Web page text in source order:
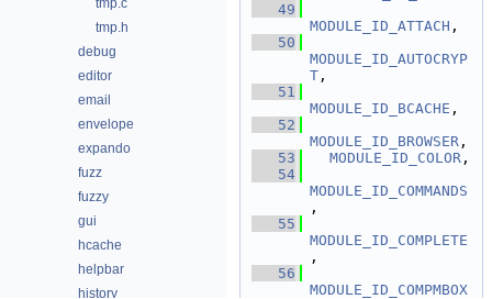
tmp.c
tmp.h
debug
editor
email
envelope
expando
fuzz
fuzzy
gui
hcache
helpbar
history
   49
MODULE_ID_ATTACH
   50
MODULE_ID_AUTOCRYP
T ,
   51
MODULE_ID_BCACHE
   52
MODULE_ID_BROWSER
   53
MODULE_ID_COLOR
   54
MODULE_ID_COMMANDS
,
   55
MODULE_ID_COMPLETE
,
   56
MODULE_ID_COMPMBOX